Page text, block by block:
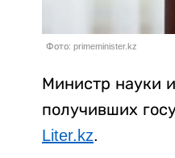
Фото: primeminister.kz
Министр науки
получивших
Liter.kz.